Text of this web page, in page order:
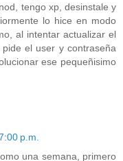
tengo xp, desinstale y
lo hice en modo
al intentar actualizar el
el user y contraseña
ese pequeñisimo
p.m.
una semana, primero